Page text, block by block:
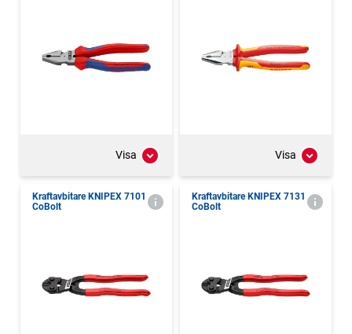
Visa Visa
Kraftavbitare KNIPEX 7101
CoBolt
Kraftavbitare KNIPEX 7131
CoBolt